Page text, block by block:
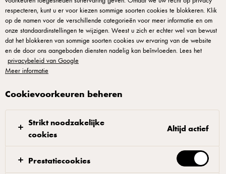
© Arla Foods amba 2025
Arla Foods Nederland, Stadsplateau 40a, 3521AZ Utrecht, tel:
Privacyverklaring|Standaard Gebruiksvoorwaarden
|Open de cookie-pop-up opnieuw
respecteren, kunt u er voor kiezen sommige soorten cookies te blokkeren. Klik
op de namen voor de verschillende categorieën voor meer informatie en om
onze standaardinstellingen te wijzigen. Weest u zich er echter wel van bewust
dat het blokkeren van sommige soorten cookies uw ervaring van de website
en de door ons aangeboden diensten nadelig kan beïnvloeden. Lees het
privacybeleid van Google
Meer informatie
Cookievoorkeuren beheren
Strikt noodzakelijke
cookies
Altijd actief
Prestatiecookies